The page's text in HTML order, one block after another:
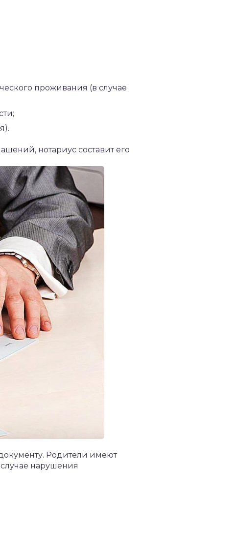
проживания (в случае
нотариус составит его
Родители имеют
нарушения